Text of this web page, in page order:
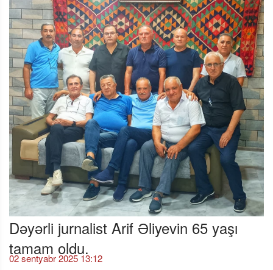
Dəyərli jurnalist Arif Əliyevin 65 yaşı
tamam oldu.
02 sentyabr 2025 13:12